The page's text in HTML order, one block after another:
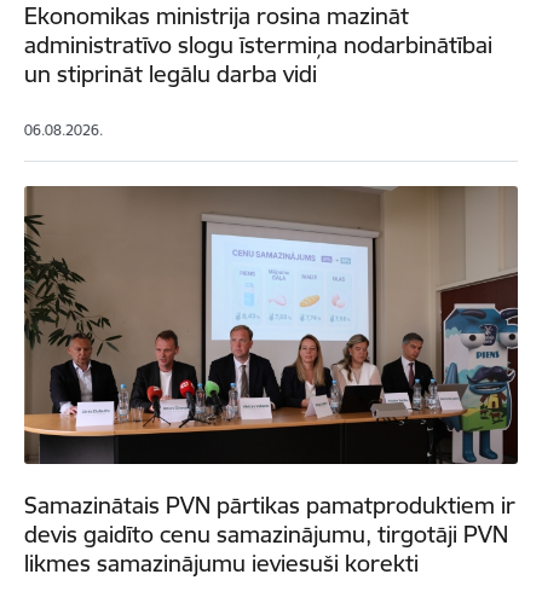
Ekonomikas ministrija rosina mazināt
administratīvo slogu īstermiņa nodarbinātībai
un stiprināt legālu darba vidi
06.08.2026.
Samazinātais PVN pārtikas pamatproduktiem ir
devis gaidīto cenu samazinājumu, tirgotāji PVN
likmes samazinājumu ieviesuši korekti